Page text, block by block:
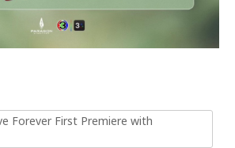
Forever First Premiere with